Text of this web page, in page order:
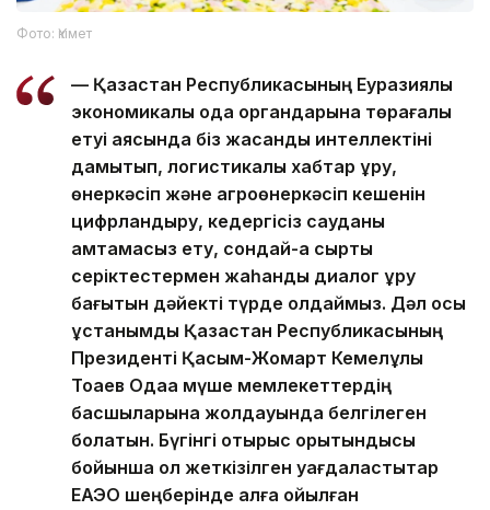
Фото: Үкімет
— Қазақстан Республикасының Еуразиялық
экономикалық одақ органдарына төрағалық
етуі аясында біз жасанды интеллектіні
дамытып, логистикалық хабтар құру,
өнеркәсіп және агроөнеркәсіп кешенін
цифрландыру, кедергісіз сауданы
қамтамасыз ету, сондай-ақ сыртқы
серіктестермен жаһандық диалог құру
бағытын дәйекті түрде қолдаймыз. Дәл осы
ұстанымды Қазақстан Республикасының
Президенті Қасым-Жомарт Кемелұлы
Тоқаев Одаққа мүше мемлекеттердің
басшыларына жолдауында белгілеген
болатын. Бүгінгі отырыс қорытындысы
бойынша қол жеткізілген уағдаластықтар
ЕАЭО шеңберінде алға қойылған